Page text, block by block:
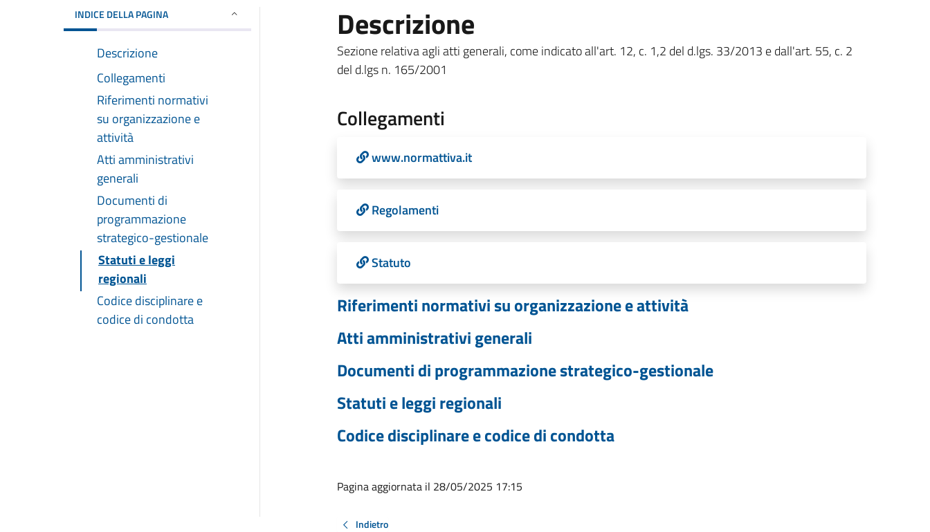
INDICE DELLA PAGINA
Descrizione
Collegamenti
Riferimenti normativi
su organizzazione e
attività
Atti amministrativi
generali
Documenti di
programmazione
strategico-gestionale
Statuti e leggi
regionali
Codice disciplinare e
codice di condotta
Descrizione
Sezione relativa agli atti generali, come indicato all'art. 12, c. 1,2 del d.lgs. 33/2013 e dall'art. 55, c. 2
del d.lgs n. 165/2001
Collegamenti
www.normattiva.it
Regolamenti
Statuto
Riferimenti normativi su organizzazione e attività
Atti amministrativi generali
Documenti di programmazione strategico-gestionale
Statuti e leggi regionali
Codice disciplinare e codice di condotta
Pagina aggiornata il 28/05/2025 17:15
Indietro